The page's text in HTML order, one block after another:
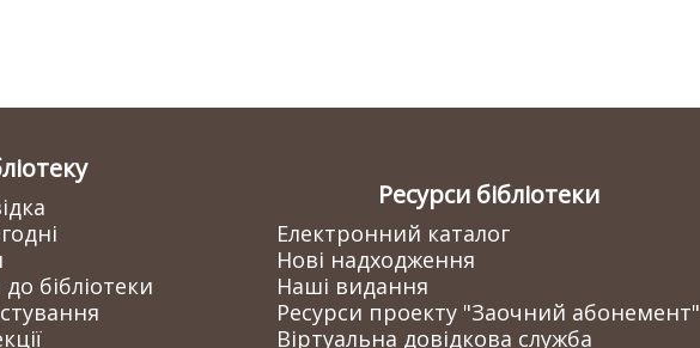
бібліотеки
Ресурси бібліотеки
Електронний каталог
Нові надходження
Наші видання
Ресурси проекту "Заочний абонемент"
Віртуальна довідкова служба